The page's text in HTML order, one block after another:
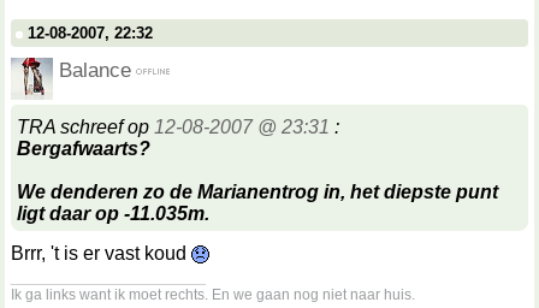
12-08-2007, 22:32
Balance
TRA schreef op 12-08-2007 @ 23:31 :
Bergafwaarts?
We denderen zo de Marianentrog in, het diepste punt
ligt daar op -11.035m.
Brrr, 't is er vast koud
Ik ga links want ik moet rechts. En we gaan nog niet naar huis.